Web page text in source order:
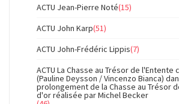
ACTU Jean-Pierre Noté(15)
ACTU John Karp(51)
ACTU John-Frédéric Lippis(7)
ACTU La Chasse au Trésor de l'Entente
(Pauline Deysson / Vincenzo Bianca)
prolongement de la Chasse au Trésor
d'or réalisée par Michel Becker